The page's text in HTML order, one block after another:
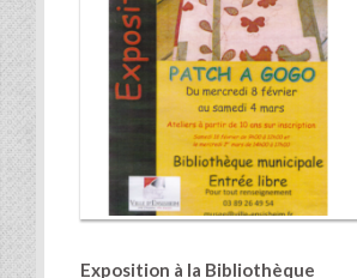
Exposition à la Bibliothèque